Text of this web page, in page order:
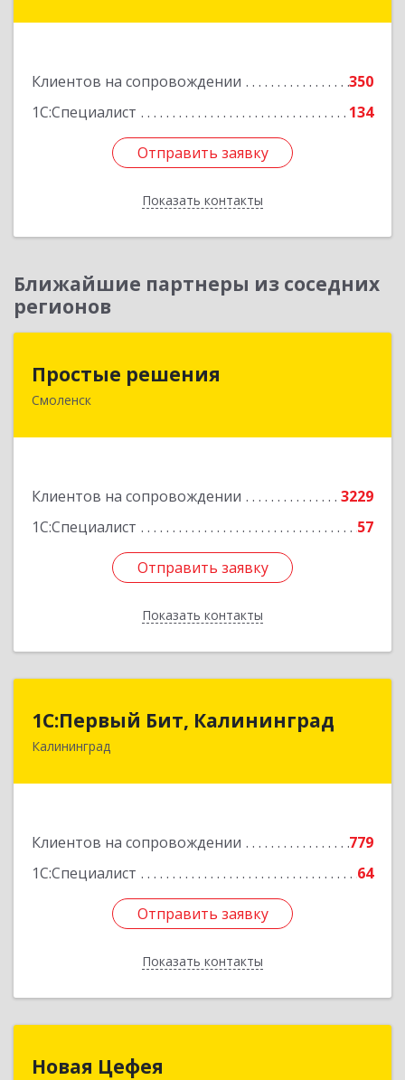
Клиентов на сопровождении
350
1С:Специалист
134
Отправить заявку
Показать контакты
Отправить заявку
Назад
Ближайшие партнеры из соседних
регионов
Простые решения
Смоленск
Клиентов на сопровождении
3229
1С:Специалист
57
Отправить заявку
Показать контакты
214015, Смоленская обл, Смоленск г, Большая
Отправить заявку
Назад
1С:Первый Бит, Калининград
Калининград
Клиентов на сопровождении
779
1С:Специалист
64
Отправить заявку
Показать контакты
1С:Первый Бит, Калининград
236006, Калининградская обл, Калининград г,
Отправить заявку
Назад
Новая Цефея